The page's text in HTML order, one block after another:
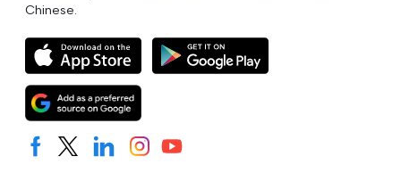
Chinese.